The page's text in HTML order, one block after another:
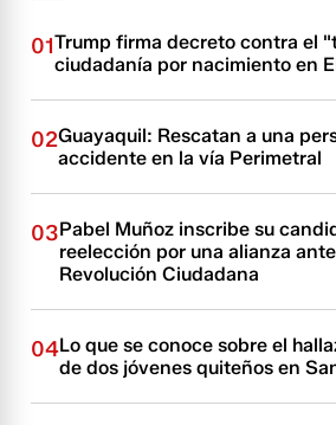
01Trump firma decreto contra el
ciudadanía por nacimiento en
02Guayaquil: Rescatan a una
accidente en la vía Perimetral
03Pabel Muñoz inscribe su
reelección por una alianza
Revolución Ciudadana
04Lo que se conoce sobre el
de dos jóvenes quiteños en